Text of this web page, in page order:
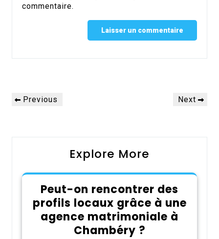
commentaire.
Navigation
dePrevious
Previous
Next
Next
Explore More
Peut-on rencontrer des
profils locaux grâce à une
agence matrimoniale à
Chambéry ?